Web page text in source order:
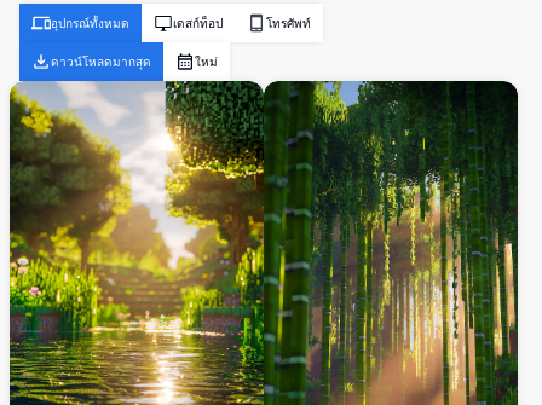
อุปกรณ์ทั้งหมด เดสก์ท็อป โทรศัพท์
ดาวน์โหลดมากสุด ใหม่